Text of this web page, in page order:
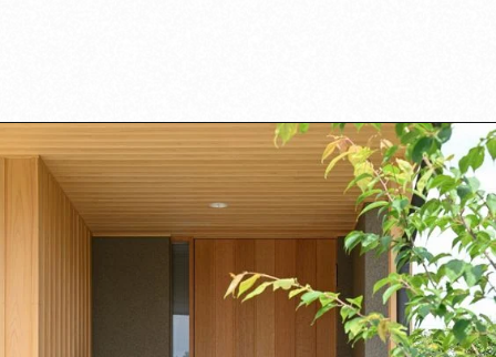
Opening https://saladacasa.com.br/como-planejar-um-quarto-de-casal-com-closet/